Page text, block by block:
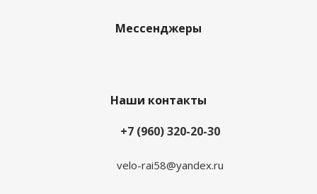
Мессенджеры
Наши контакты
+7 (960) 320-20-30
velo-rai58@yandex.ru